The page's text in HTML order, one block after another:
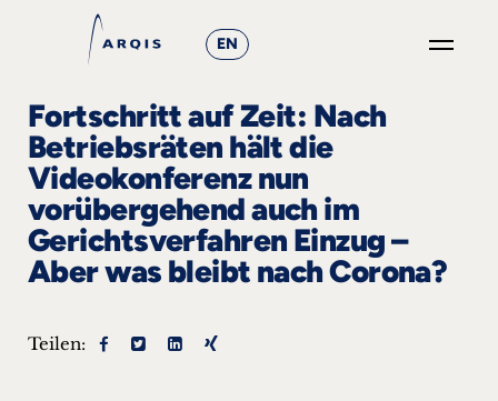
EN
Fokusgruppen
+
News
&
Fortschritt auf Zeit: Nach
Betriebsräten hält die
Videokonferenz nun
vorübergehend auch im
Gerichtsverfahren Einzug –
Aber was bleibt nach Corona?
Teilen: